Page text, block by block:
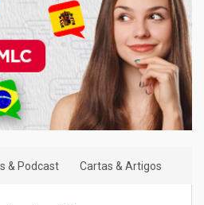
& Podcast Cartas & Artigos